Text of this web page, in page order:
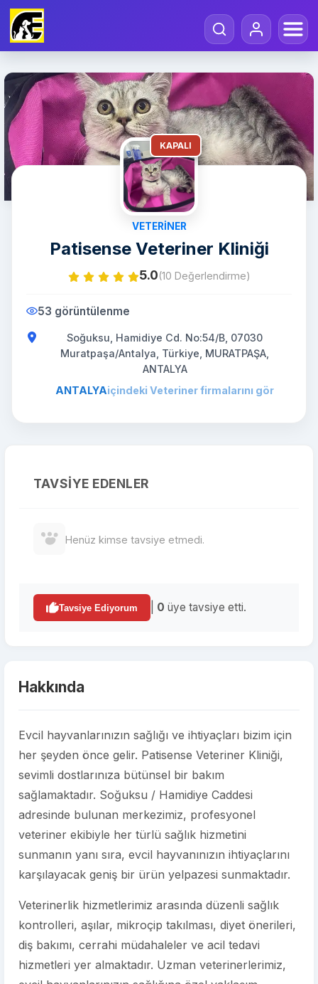
KAPALI
VETERINER
Patisense Veteriner Kliniği
5.0(10 Değerlendirme)
53 görüntülenme
Soğuksu, Hamidiye Cd. No:54/B, 07030
Muratpaşa/Antalya, Türkiye, MURATPAŞA,
ANTALYA
ANTALYAiçindeki Veteriner firmalarını gör
TAVSIYE EDENLER
Henüz kimse tavsiye etmedi.
Tavsiye Ediyorum 0 üye tavsiye etti.
Hakkında
Evcil hayvanlarınızın sağlığı ve ihtiyaçları bizim için
her şeyden önce gelir. Patisense Veteriner Kliniği,
sevimli dostlarınıza bütünsel bir bakım
sağlamaktadır. Soğuksu / Hamidiye Caddesi
adresinde bulunan merkezimiz, profesyonel
veteriner ekibiyle her türlü sağlık hizmetini
sunmanın yanı sıra, evcil hayvanınızın ihtiyaçlarını
karşılayacak geniş bir ürün yelpazesi sunmaktadır.
Veterinerlik hizmetlerimiz arasında düzenli sağlık
kontrolleri, aşılar, mikroçip takılması, diyet önerileri,
diş bakımı, cerrahi müdahaleler ve acil tedavi
hizmetleri yer almaktadır. Uzman veterinerlerimiz,